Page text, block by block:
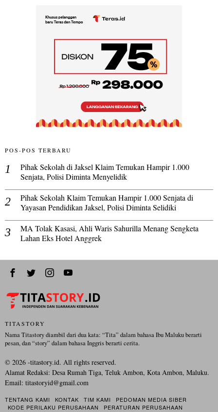
POS-POS TERBARU
Pihak Sekolah di Jaksel Klaim Temukan Hampir 1.000
Senjata, Polisi Diminta Menyelidik
Pihak Sekolah Klaim Temukan Hampir 1.000 Senjata di
Yayasan Pendidikan Jaksel, Polisi Diminta Selidiki
MA Tolak Kasasi, Ahli Waris Sahurilla Menang Sengketa
Lahan Eks Hotel Anggrek
TITASTORY
Nama Titastory diambil dari dua kata: “Tita” dalam bahasa Ibu Maluku berarti
pesan, dan “story” dalam bahasa Inggris berarti cerita.
© 2026 -titastory.id. All rights reserved.
Alamat Redaksi: Desa Rumah Tiga, Teluk Ambon, Kota Ambon, Maluku.
Email: titastoryid@gmail.com
TENTANG KAMI KONTAK TIM KAMI
PEDOMAN MEDIA SIBER
KODE PERILAKU PERUSAHAAN
PERATURAN PERUSAHAAN